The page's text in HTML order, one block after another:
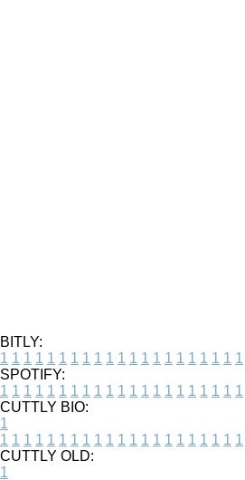
BITLY:
1 1 1 1 1 1 1 1 1 1 1 1 1 1 1 1 1 1 1 1 1
SPOTIFY:
1 1 1 1 1 1 1 1 1 1 1 1 1 1 1 1 1 1 1 1 1
CUTTLY BIO:
1
1 1 1 1 1 1 1 1 1 1 1 1 1 1 1 1 1 1 1 1 1
CUTTLY OLD:
1